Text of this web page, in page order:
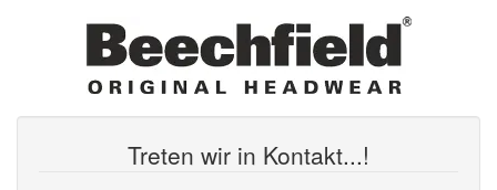
Treten wir in Kontakt...!